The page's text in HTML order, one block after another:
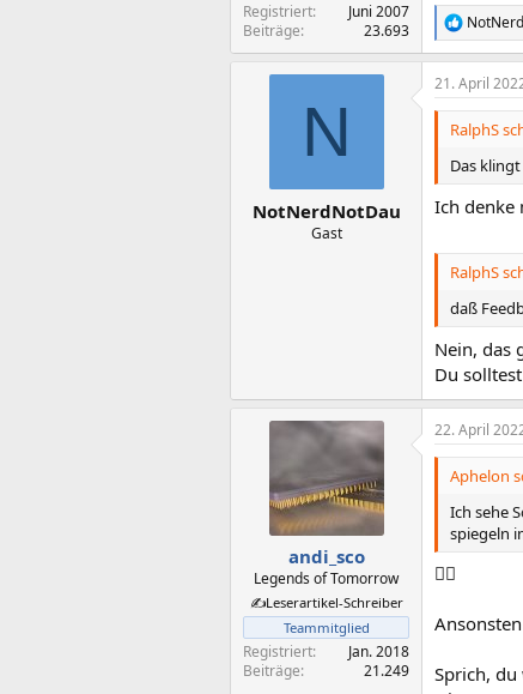
Registriert
Juni 2007
Beiträge
23.693
R
e
a
k
t
e
n
N
NotNerdNotDau
Gast
21. April
RalphS
Das
Ich denke
RalphS
daß
Nein, das
Du
andi_sco
Legends of Tomorrow
✍️Leserartikel-Schreiber
Teammitglied
Registriert
Jan. 2018
Beiträge
21.249
22. April
Aphelon
Ich sehe
spiegeln
👍🏼
Sprich,